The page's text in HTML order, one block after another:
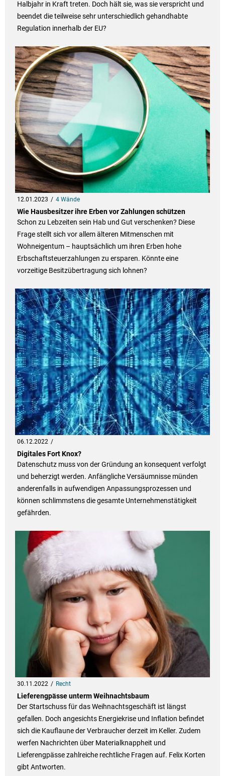
Halbjahr in Kraft treten. Doch hält sie, was sie verspricht und
beendet die teilweise sehr unterschiedlich gehandhabte
Regulation innerhalb der EU?
12.01.2023 4 Wände
Wie Hausbesitzer ihre Erben vor Zahlungen schützen
Schon zu Lebzeiten sein Hab und Gut verschenken? Diese
Frage stellt sich vor allem älteren Mitmenschen mit
Wohneigentum – hauptsächlich um ihren Erben hohe
Erbschaftsteuerzahlungen zu ersparen. Könnte eine
vorzeitige Besitzübertragung sich lohnen?
06.12.2022
Digitales Fort Knox?
Datenschutz muss von der Gründung an konsequent verfolgt
und beherzigt werden. Anfängliche Versäumnisse münden
anderenfalls in aufwendigen Anpassungsprozessen und
können schlimmstens die gesamte Unternehmenstätigkeit
gefährden.
30.11.2022 Recht
Lieferengpässe unterm Weihnachtsbaum
Der Startschuss für das Weihnachtsgeschäft ist längst
gefallen. Doch angesichts Energiekrise und Inflation befindet
sich die Kauflaune der Verbraucher derzeit im Keller. Zudem
werfen Nachrichten über Materialknappheit und
Lieferengpässe zahlreiche rechtliche Fragen auf. Felix Korten
gibt Antworten.